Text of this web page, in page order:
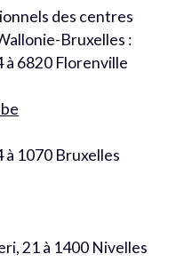
des centres
Bruxelles :
à 6820 Florenville
à 1070 Bruxelles
21 à 1400 Nivelles